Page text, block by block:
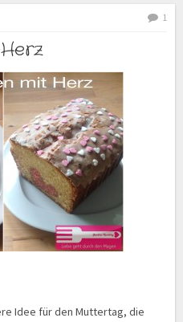
1
Idee für den Muttertag, die